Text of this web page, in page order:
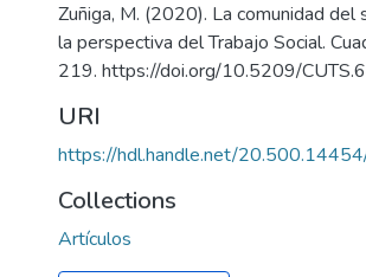
Zuñiga, M. (2020). La comunidad
la perspectiva del Trabajo Social.
219. https://doi.org/10.5209/
URI
https://hdl.handle.net/
Collections
Artículos